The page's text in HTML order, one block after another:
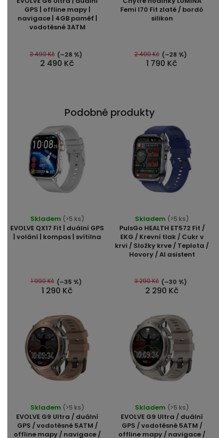
GPS | offline mapy |
navigace | 4GB paměť |
vodotěsné 3ATM
produktu
je
5,0
5
hvězdiček.
2 490 Kč
3 490 Kč (–28 %)
Femi I70 Fit zlaté / bordó
silikon
produktu
je
5
hvězdiček.
1 790 Kč
2 490 Kč (–28 %)
Podobné produkty
EVOLVE QX17 Fit | duální GPS
| volání | kompas | svítilna
Skladem (>5 ks)
1 290 Kč
1 990 Kč (–35 %)
PulsGo HEALTH ET572 Fit /
EKG / Krevní tlak / Cukr v
krvi / Složky krve / Teplota /
Hovory / AI asistent
Skladem (>5 ks)
2 290 Kč
3 290 Kč (–30 %)
EVOLVE G9 Ultra / duální
GPS / vodotěsné 5ATM /
offline mapy / navigace /
hodnocení
produktu
je
Skladem (>5 ks)
EVOLVE G9 Ultra / duální
GPS / vodotěsné 5ATM /
offline mapy / navigace /
hodnocení
produktu
je
Skladem (>5 ks)